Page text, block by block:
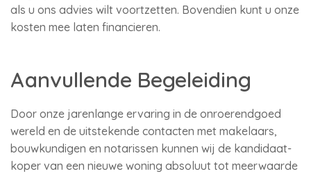
als u ons advies wilt voortzetten. Bovendien kunt u onze
kosten mee laten financieren.
Aanvullende Begeleiding
Door onze jarenlange ervaring in de onroerendgoed
wereld en de uitstekende contacten met makelaars,
bouwkundigen en notarissen kunnen wij de kandidaat-
koper van een nieuwe woning absoluut tot meerwaarde